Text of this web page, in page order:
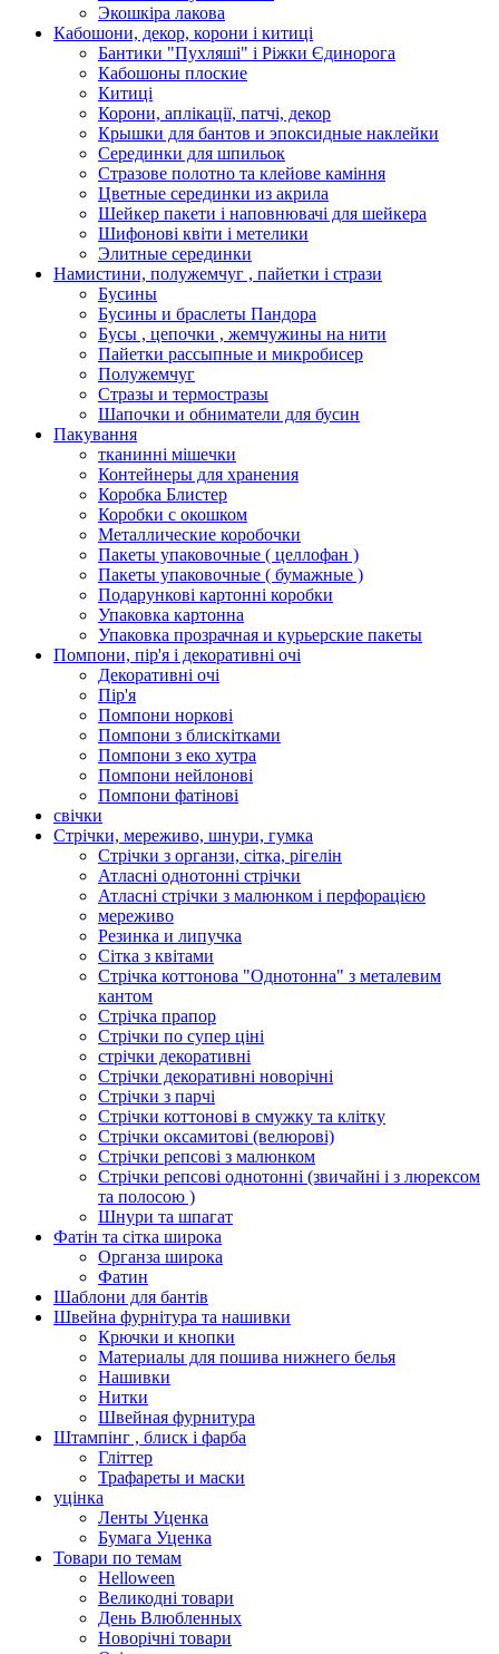
Экошкiра лакова
Кабошони, декор, корони і китиці
Бантики "Пухляші" і Ріжки Єдинорога
Кабошоны плоские
Китиці
Корони, аплікації, патчі, декор
Крышки для бантов и эпоксидные наклейки
Серединки для шпильок
Стразове полотно та клейове каміння
Цветные серединки из акрила
Шейкер пакети і наповнювачі для шейкера
Шифонові квіти і метелики
Элитные серединки
Намистини, полужемчуг , пайетки і стрази
Бусины
Бусины и браслеты Пандора
Бусы , цепочки , жемчужины на нити
Пайетки рассыпные и микробисер
Полужемчуг
Стразы и термостразы
Шапочки и обниматели для бусин
Пакування
тканинні мішечки
Контейнеры для хранения
Коробка Блистер
Коробки с окошком
Металлические коробочки
Пакеты упаковочные ( целлофан )
Пакеты упаковочные ( бумажные )
Подарункові картонні коробки
Упаковка картонна
Упаковка прозрачная и курьерские пакеты
Помпони, пір'я і декоративні очі
Декоративні очі
Пір'я
Помпони норкові
Помпони з блискітками
Помпони з еко хутра
Помпони нейлонові
Помпони фатінові
свічки
Стрічки, мереживо, шнури, гумка
Стрічки з органзи, сітка, рігелін
Атласні однотонні стрічки
Атласні стрічки з малюнком і перфорацією
мереживо
Резинка и липучка
Сітка з квітами
Стрічка коттонова "Однотонна" з металевим
кантом
Стрічка прапор
Стрічки по супер ціні
стрічки декоративні
Стрічки декоративні новорічні
Стрічки з парчі
Стрічки коттонові в смужку та клітку
Стрічки оксамитові (велюрові)
Стрічки репсові з малюнком
Стрічки репсові однотонні (звичайні і з люрексом
та полосою )
Шнури та шпагат
Фатін та сітка широка
Органза широка
Фатин
Шаблони для бантів
Швейна фурнітура та нашивки
Крючки и кнопки
Материалы для пошива нижнего белья
Нашивки
Нитки
Швейная фурнитура
Штампінг , блиск і фарба
Гліттер
Трафареты и маски
уцінка
Ленты Уценка
Бумага Уценка
Товари по темам
Helloween
Великодні товари
День Влюбленных
Новорічні товари